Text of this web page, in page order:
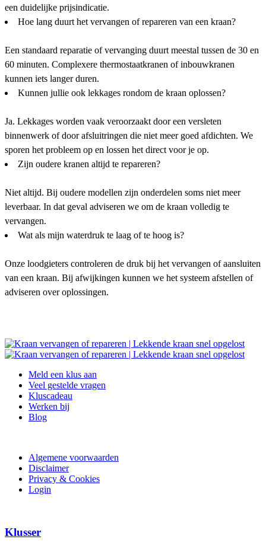
een duidelijke prijsindicatie.
Hoe lang duurt het vervangen of repareren van een kraan?
Een standaard reparatie of vervanging duurt meestal tussen de 30 en
60 minuten. Complexere thermostaatkranen of inbouwkranen
kunnen iets langer duren.
Kunnen jullie ook lekkages rondom de kraan oplossen?
Ja. Lekkages worden vaak veroorzaakt door een versleten
binnenwerk of door afsluitringen die niet meer goed afdichten. We
sporen het probleem op en lossen het direct voor je op.
Zijn oudere kranen altijd te repareren?
Niet altijd. Bij oudere modellen zijn onderdelen soms niet meer
leverbaar. In dat geval adviseren we om de kraan volledig te
vervangen.
Wat als mijn waterdruk te laag of te hoog is?
Onze loodgieters controleren de druk bij het vervangen of aansluiten
van een kraan. Bij afwijkingen kunnen we het systeem afstellen of
adviseren over oplossingen.
Meld een klus aan
Veel gestelde vragen
Kluscadeau
Werken bij
Blog
Algemene voorwaarden
Disclaimer
Privacy & Cookies
Login
Klusser